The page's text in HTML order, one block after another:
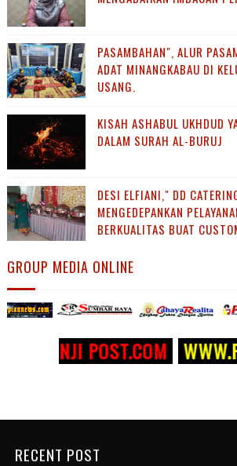
PASAMBAHAN", ALUR
ADAT MINANGKABAU DI
USANG.
KISAH ASHABUL UKHDUD
DALAM SURAH AL-BURUJ
DESI ELFIANI," DD
MENGEDEPANKAN
BERKUALITAS BUAT
GROUP MEDIA ONLINE
POST.COM >>
RECENT POST